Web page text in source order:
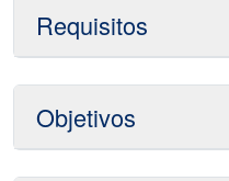
Requisitos
Objetivos